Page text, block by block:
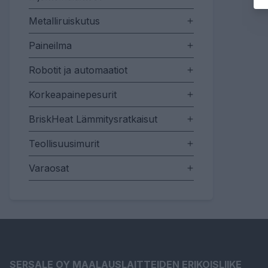
Metalliruiskutus
Paineilma
Robotit ja automaatiot
Korkeapainepesurit
BriskHeat Lämmitysratkaisut
Teollisuusimurit
Varaosat
SERSALE OY MAALAUSLAITTEIDEN ERIKOISLIIKE